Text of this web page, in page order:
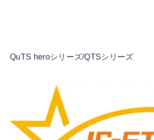
QuTS heroシリーズ/QTSシリーズ